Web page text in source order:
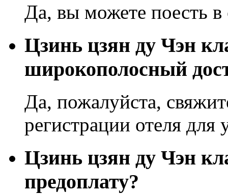
Да, вы можете поесть в
Цзинь цзян ду Чэн
широкополосный
Да, пожалуйста,
регистрации отеля для
Цзинь цзян ду Чэн
предоплату?